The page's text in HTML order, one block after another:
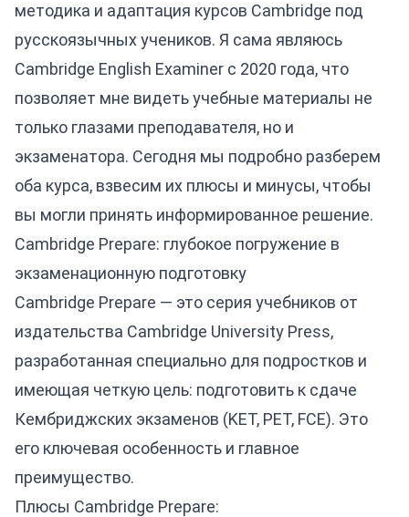
методика и адаптация курсов Cambridge под
русскоязычных учеников. Я сама являюсь
Cambridge English Examiner с 2020 года, что
позволяет мне видеть учебные материалы не
только глазами преподавателя, но и
экзаменатора. Сегодня мы подробно разберем
оба курса, взвесим их плюсы и минусы, чтобы
вы могли принять информированное решение.
Cambridge Prepare: глубокое погружение в
экзаменационную подготовку
Cambridge Prepare — это серия учебников от
издательства Cambridge University Press,
разработанная специально для подростков и
имеющая четкую цель: подготовить к сдаче
Кембриджских экзаменов (KET, PET, FCE). Это
его ключевая особенность и главное
преимущество.
Плюсы Cambridge Prepare: